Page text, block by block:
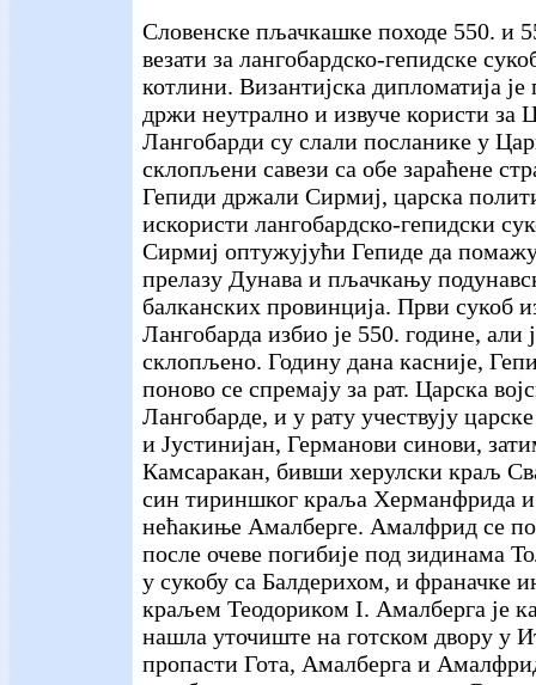
Словенске пљачкашке походе 550. и
везати за лангобардско-гепидске
котлини. Византијска дипломатија
држи неутрално и извуче користи за
Лангобарди су слали посланике у
склопљени савези са обе зараћене
Гепиди држали Сирмиј, царска
искористи лангобардско-гепидски
Сирмиј оптужујући Гепиде да
прелазу Дунава и пљачкању
балканских провинција. Први сукоб
Лангобарда избио је 550. године, али
склопљено. Годину дана касније,
поново се спремају за рат. Царска
Лангобарде, и у рату учествују
и Јустинијан, Германови синови,
Камсаракан, бивши херулски краљ
син тириншког краља Херманфрида и
нећакиње Амалберге. Амалфрид се
после очеве погибије под зидинама
у сукобу са Балдерихом, и франачке
краљем Теодориком I. Амалберга је
нашла уточиште на готском двору у
пропасти Гота, Амалберга и